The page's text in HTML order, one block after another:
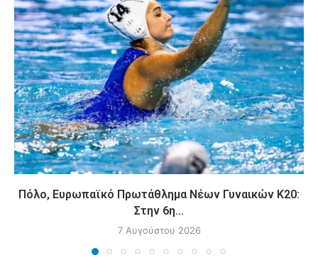
Πόλο, Ευρωπαϊκό Πρωτάθλημα Νέων Γυναικών Κ20:
Στην 6η...
7 Αυγούστου 2026